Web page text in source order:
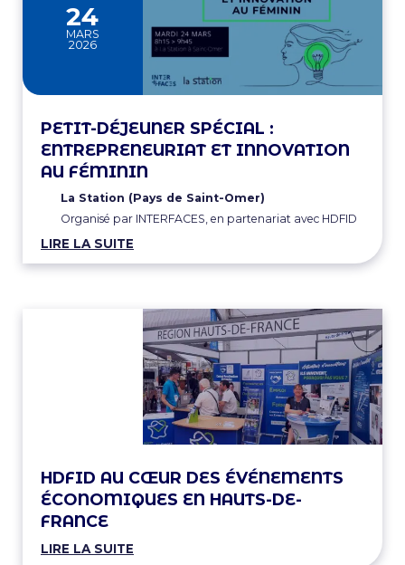
24
MARS
2026
PETIT-DÉJEUNER SPÉCIAL :
ENTREPRENEURIAT ET INNOVATION
AU FÉMININ
La Station (Pays de Saint-Omer)
Organisé par INTERFACES, en partenariat avec HDFID
LIRE LA SUITE
HDFID AU CŒUR DES ÉVÉNEMENTS
ÉCONOMIQUES EN HAUTS-DE-
FRANCE
LIRE LA SUITE